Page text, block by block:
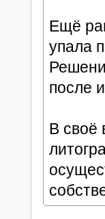
Ещё
упала
после
В своё